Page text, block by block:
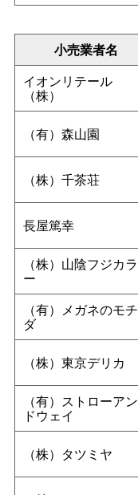
小売業者名
イオンリテール
（株）
（有）森山園
（株）千茶荘
長屋篤幸
（株）山陰フジカラ
ー
（有）メガネのモチ
ダ
（株）東京デリカ
（有）ストローアン
ドウェイ
（株）タツミヤ